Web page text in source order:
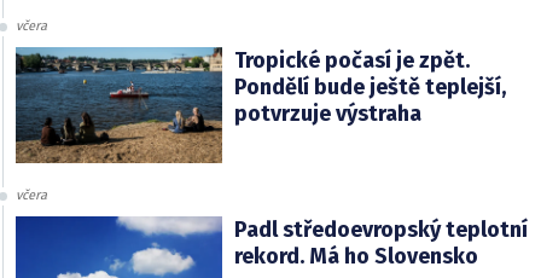
včera
Tropické počasí je zpět.
Pondělí bude ještě teplejší,
potvrzuje výstraha
včera
Padl středoevropský teplotní
rekord. Má ho Slovensko